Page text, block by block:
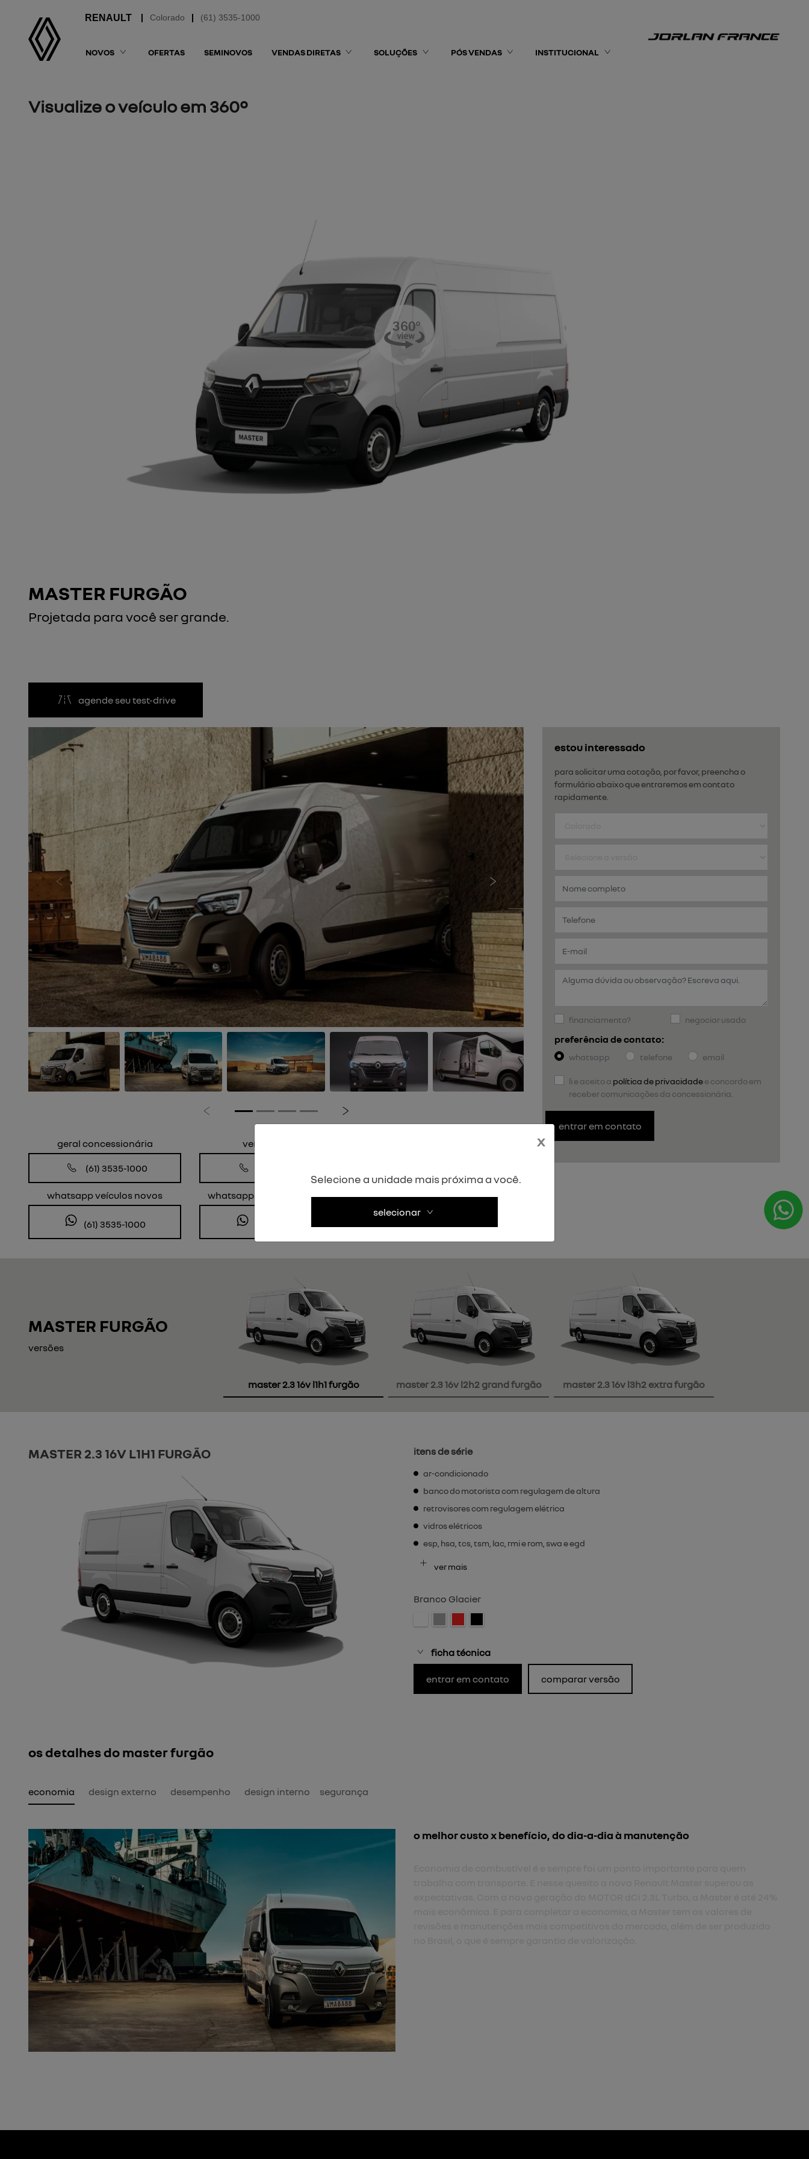
(61) 3535-1000
Colorado
NOVOS OFERTAS SEMINOVOS VENDAS DIRETAS SOLUÇÕES PÓS VENDAS INSTITUCIONAL
Visualize o veículo em 360°
MASTER FURGÃO
Projetada para você ser grande.
agende seu test-drive
estou interessado
para solicitar uma cotação, por favor, preencha o
formulário abaixo que entraremos em contato
rapidamente.
financiamento? negociar usado
preferência de contato:
whatsapp telefone email
li e aceito a política de privacidadee concordo em
receber comunicações da concessionária.
entrar em contato
Anterior Próximo
Anterior Próximo
geral concessionária
(61) 3535-1000
veículos novos
whatsapp veículos novos
(61) 3535-1000
whatsapp veículos seminovos
MASTER FURGÃO
versões
master 2.3 16v l1h1 furgão master 2.3 16v l2h2 grand furgão master 2.3 16v l3h2 extra furgão
MASTER 2.3 16V L1H1 FURGÃO itens de série
ar-condicionado
banco do motorista com regulagem de altura
retrovisores com regulagem elétrica
vidros elétricos
esp, hsa, tcs, tsm, lac, rmi e rom, swa e egd
ver mais
Branco Glacier
ficha técnica
entrar em contato comparar versão
os detalhes do master furgão
economia design externo desempenho design interno segurança
o melhor custo x benefício, do dia-a-dia à manutenção
x
Selecione a unidade mais próxima a você.
selecionar